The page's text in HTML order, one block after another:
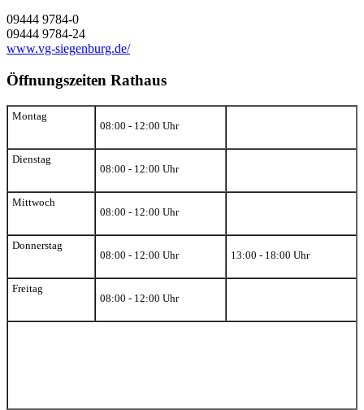
09444 9784-0
09444 9784-24
www.vg-siegenburg.de/
Öffnungszeiten Rathaus
Montag
08:00 - 12:00 Uhr
Dienstag
08:00 - 12:00 Uhr
Mittwoch
08:00 - 12:00 Uhr
Donnerstag
08:00 - 12:00 Uhr
13:00 - 18:00 Uhr
Freitag
08:00 - 12:00 Uhr